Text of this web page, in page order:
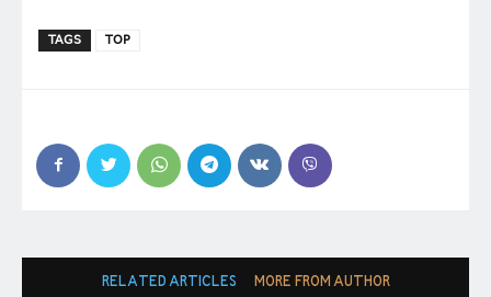
TAGS TOP
RELATED ARTICLES MORE FROM AUTHOR